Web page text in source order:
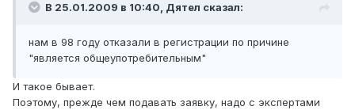
В 25.01.2009 в 10:40, Дятел сказал:
нам в 98 году отказали в регистрации по причине
"является общеупотребительным"
И такое бывает.
Поэтому, прежде чем подавать заявку, надо с экспертами